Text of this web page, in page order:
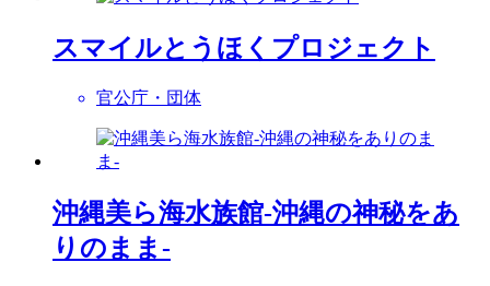
スマイルとうほくプロジェクト
官公庁・団体
沖縄美ら海水族館-沖縄の神秘をあ
りのまま-